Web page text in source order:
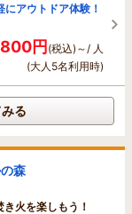
アウトドア体験！
円(税込)～/ 人
(大人5名利用時)
る
森
火を楽しもう！